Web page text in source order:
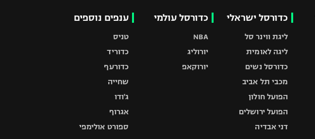
כדורסל ישראלי
ליגת ווינר סל
ליגה לאומית
כדורסל נשים
מכבי תל אביב
הפועל חולון
הפועל ירושלים
דני אבדיה
כדורסל עולמי
NBA
יורוליג
יורוקאפ
ענפים נוספים
טניס
כדוריד
כדורעף
שחייה
ג'ודו
אגרוף
ספורט אולימפי